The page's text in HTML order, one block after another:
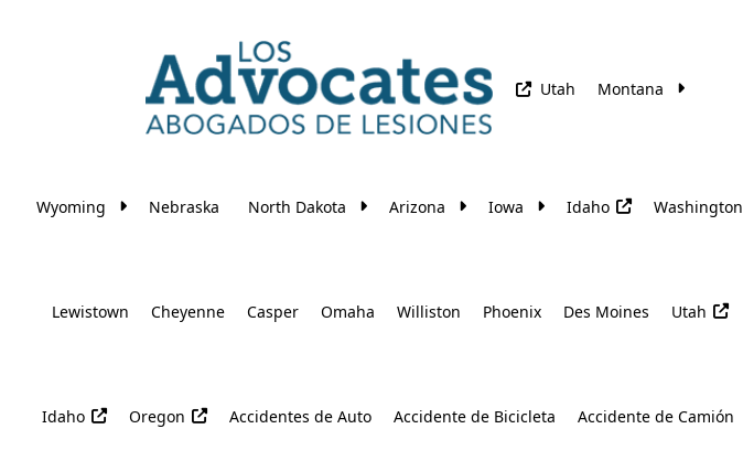
Utah Montana
Wyoming Nebraska North Dakota Arizona Iowa Idaho Washington
Lewistown Cheyenne Casper Omaha Williston Phoenix Des Moines Utah
Idaho Oregon Accidentes de Auto Accidente de Bicicleta Accidente de Camión